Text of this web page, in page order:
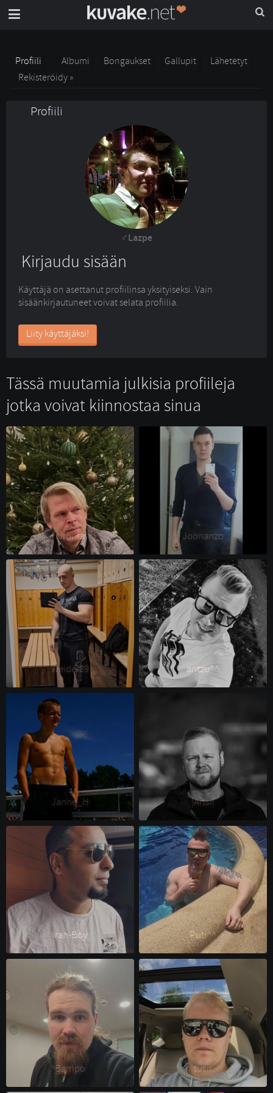
Profiili Albumi Bongaukset Gallupit
Lähetetyt
Rekisteröidy »
Profiili
Lazpe
Kirjaudu sisään
Käyttäjä on asettanut profiilinsa yksityiseksi. Vain
sisäänkirjautuneet voivat selata profiilia.
Liity käyttäjäksi!
Tässä muutamia julkisia profiileja
jotka voivat kiinnostaa sinua
cironta Joonanzo
weider89 antzu^^
Janne_H |Artsi|
Iran-Boy Puti^^
Bampo tusir